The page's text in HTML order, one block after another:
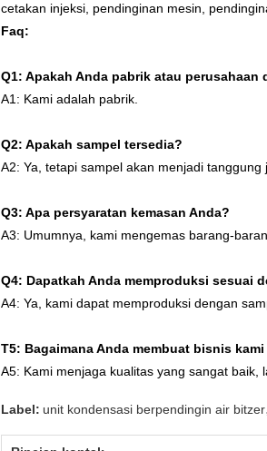
cetakan injeksi, pendinginan mesin,
Faq:
Q1: Apakah Anda pabrik atau perusahaan
A1: Kami adalah pabrik.
Q2: Apakah sampel tersedia?
A2: Ya, tetapi sampel akan menjadi tanggung
Q3: Apa persyaratan kemasan Anda?
A3: Umumnya, kami mengemas barang-
Q4: Dapatkah Anda memproduksi sesuai
A4: Ya, kami dapat memproduksi dengan
T5: Bagaimana Anda membuat bisnis
A5: Kami menjaga kualitas yang sangat
Label: unit kondensasi berpendingin air bitzer